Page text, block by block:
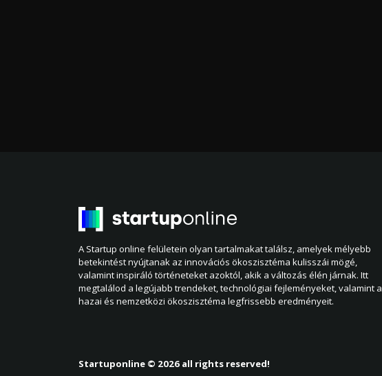
A Startup online felületein olyan tartalmakat találsz, amelyek mélyebb
betekintést nyújtanak az innovációs ökoszisztéma kulisszái mögé,
valamint inspiráló történeteket azoktól, akik a változás élén járnak. Itt
megtalálod a legújabb trendeket, technológiai fejleményeket, valamint a
hazai és nemzetközi ökoszisztéma legfrissebb eredményeit.
Startuponline © 2026 all rights reserved!